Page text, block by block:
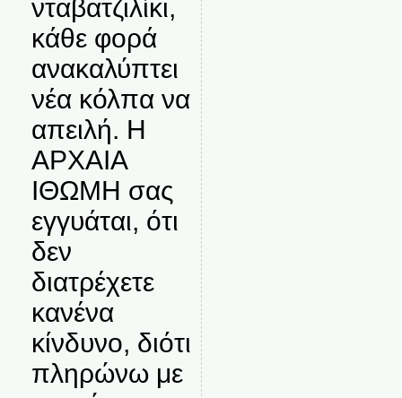
νταβατζιλίκι,
κάθε φορά
ανακαλύπτει
νέα κόλπα να
απειλή. Η
ΑΡΧΑΙΑ
ΙΘΩΜΗ σας
εγγυάται, ότι
δεν
διατρέχετε
κανένα
κίνδυνο, διότι
πληρώνω με